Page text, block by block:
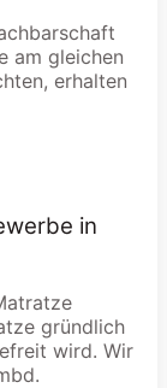
am gleichen
erhalten
in
gründlich
wird. Wir